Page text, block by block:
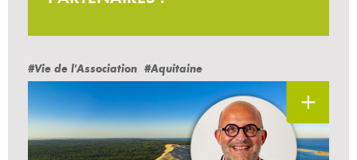
#Vie de l'Association #Aquitaine